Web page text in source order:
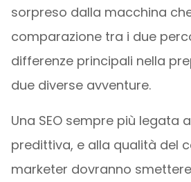
sorpreso dalla macchina
comparazione tra i due
differenze principali nella
due diverse avventure.
Una SEO sempre più legata
predittiva, e alla qualità del
marketer dovranno